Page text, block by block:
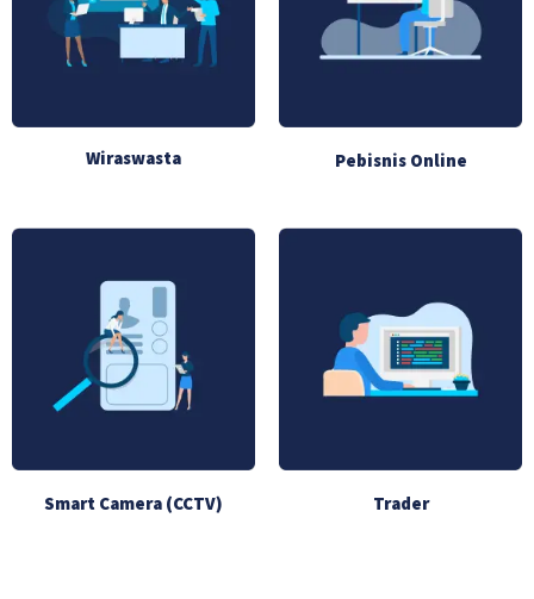
Wiraswasta Pebisnis Online
Smart Camera (CCTV) Trader